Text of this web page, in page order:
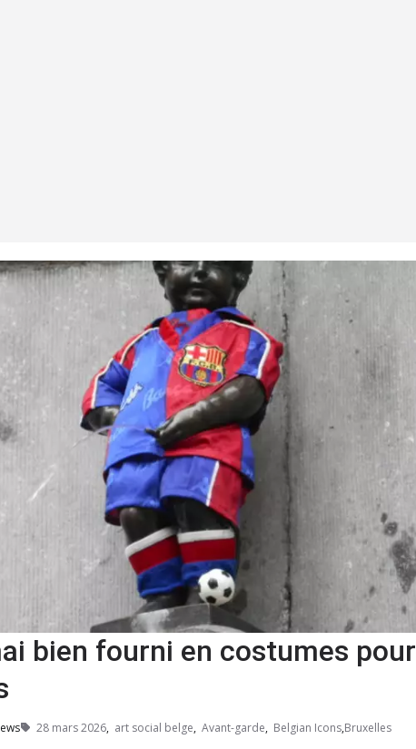
bien fourni en costumes pour
28 mars 2026, art social belge, Avant-garde, Belgian Icons,Bruxelles